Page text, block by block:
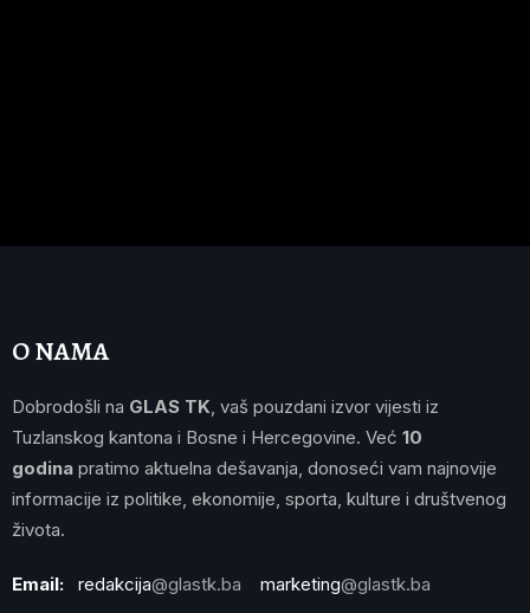
O NAMA
Dobrodošli na GLAS TK , vaš pouzdani izvor vijesti iz
Tuzlanskog kantona i Bosne i Hercegovine. Već 10
godina pratimo aktuelna dešavanja, donoseći vam najnovije
informacije iz politike, ekonomije, sporta, kulture i društvenog
života.
Email: redakcija@glastk.ba marketing@glastk.ba